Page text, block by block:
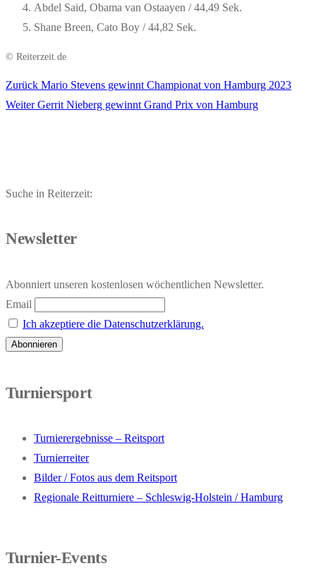
Abdel Said, Obama van Ostaayen / 44,49 Sek.
Shane Breen, Cato Boy / 44,82 Sek.
© Reiterzeit.de
Beitragsnavigation
Zurück Vorheriger
Beitrag:
Mario Stevens gewinnt Championat von Hamburg 2023
Weiter Nächster
Gerrit Nieberg gewinnt Grand Prix von Hamburg
Suche in Reiterzeit:
Newsletter
Abonniert unseren kostenlosen wöchentlichen Newsletter.
Email
Ich akzeptiere die Datenschutzerklärung.
Turniersport
Turnierergebnisse – Reitsport
Turnierreiter
Bilder / Fotos aus dem Reitsport
Regionale Reitturniere – Schleswig-Holstein / Hamburg
Turnier-Events